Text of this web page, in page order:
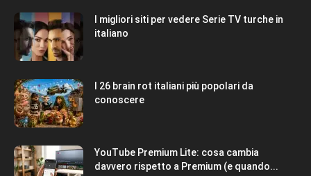
I migliori siti per vedere Serie TV turche in
italiano
I 26 brain rot italiani più popolari da
conoscere
YouTube Premium Lite: cosa cambia
davvero rispetto a Premium (e quando...